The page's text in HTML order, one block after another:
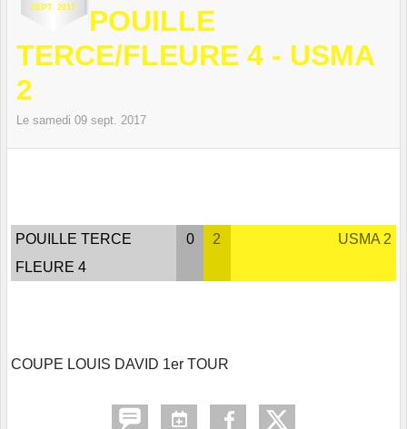
SEPT. 2017
POUILLE
TERCE/FLEURE 4 - USMA
2
Le samedi 09 sept. 2017
POUILLE TERCE
FLEURE 4
0 2 USMA 2
COUPE LOUIS DAVID 1er TOUR